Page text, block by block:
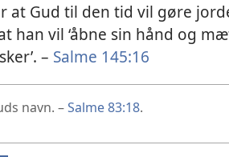
at Gud til den tid vil gøre
han vil ‘åbne sin hånd og
– Salme 145:16
navn. –Salme 83:18.